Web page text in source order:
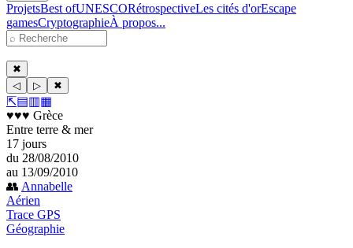
ProjetsBest ofUNESCORétrospectiveLes cités d'orEscape
gamesCryptographieÀ propos...
✖
◁
▷ ✖
⇱▤▥▦
♥♥♥ Grèce
Entre terre & mer
17 jours
du 28/08/2010
au 13/09/2010
👥 Annabelle
Aérien
Trace GPS
Géographie